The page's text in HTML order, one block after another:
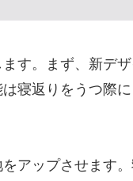
す。まず、新デ
寝返りをうつ際
アップさせます